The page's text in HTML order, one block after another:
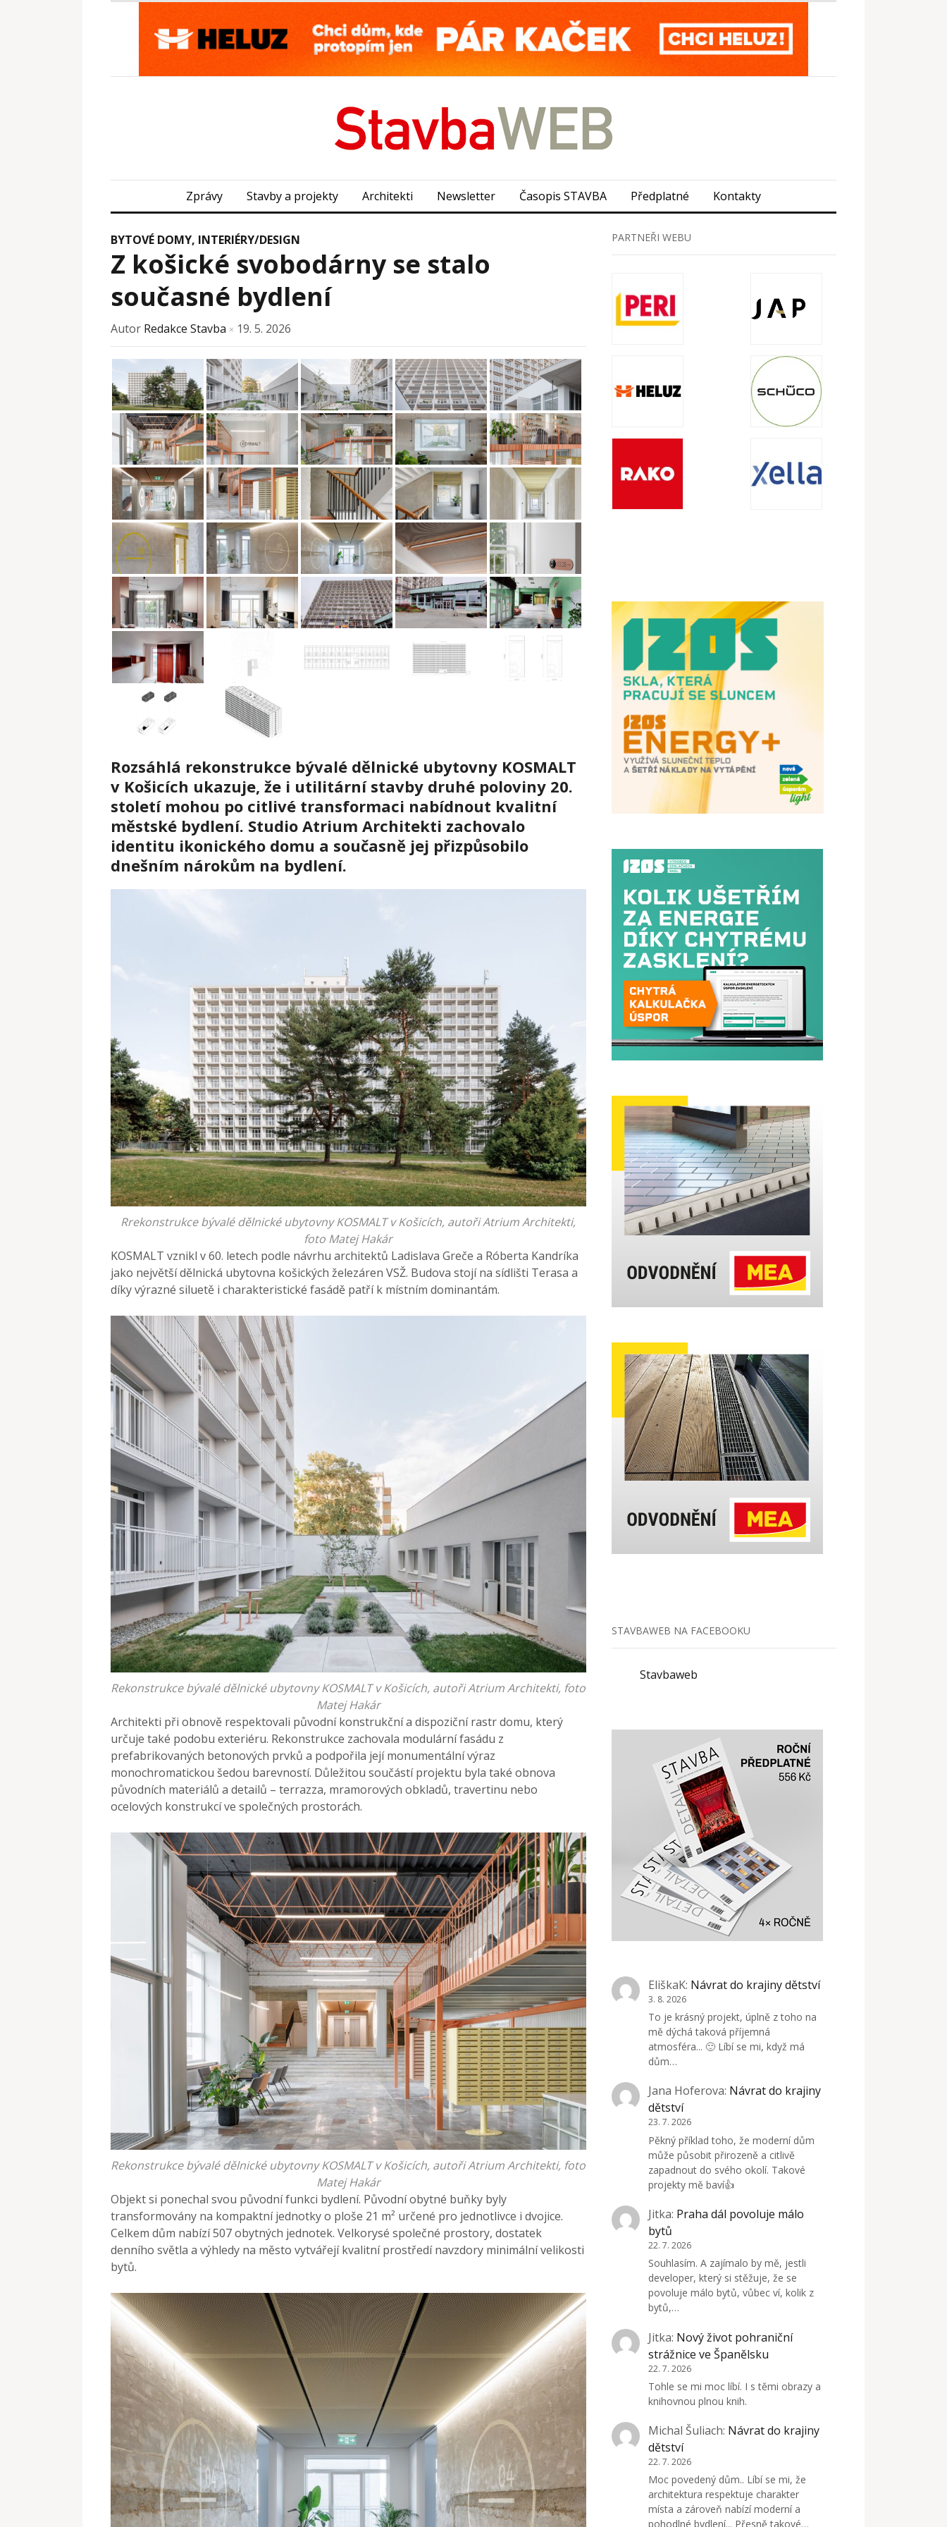
Zprávy Stavby a projekty Architekti Newsletter Časopis STAVBA Předplatné Kontakty
BYTOVÉ DOMY, INTERIÉRY/DESIGN
Z košické svobodárny se stalo
současné bydlení
Autor Redakce Stavba × 19. 5. 2026
Rozsáhlá rekonstrukce bývalé dělnické ubytovny KOSMALT
v Košicích ukazuje, že i utilitární stavby druhé poloviny 20.
století mohou po citlivé transformaci nabídnout kvalitní
městské bydlení. Studio Atrium Architekti zachovalo
identitu ikonického domu a současně jej přizpůsobilo
dnešním nárokům na bydlení.
Rrekonstrukce bývalé dělnické ubytovny KOSMALT v Košicích, autoři Atrium Architekti,
foto Matej Hakár
KOSMALT vznikl v 60. letech podle návrhu architektů Ladislava Greče a Róberta Kandríka
jako největší dělnická ubytovna košických železáren VSŽ. Budova stojí na sídlišti Terasa a
díky výrazné siluetě i charakteristické fasádě patří k místním dominantám.
Rekonstrukce bývalé dělnické ubytovny KOSMALT v Košicích, autoři Atrium Architekti, foto
Matej Hakár
Architekti při obnově respektovali původní konstrukční a dispoziční rastr domu, který
určuje také podobu exteriéru. Rekonstrukce zachovala modulární fasádu z
prefabrikovaných betonových prvků a podpořila její monumentální výraz
monochromatickou šedou barevností. Důležitou součástí projektu byla také obnova
původních materiálů a detailů – terrazza, mramorových obkladů, travertinu nebo
ocelových konstrukcí ve společných prostorách.
Rekonstrukce bývalé dělnické ubytovny KOSMALT v Košicích, autoři Atrium Architekti, foto
Matej Hakár
Objekt si ponechal svou původní funkci bydlení. Původní obytné buňky byly
transformovány na kompaktní jednotky o ploše 21 m² určené pro jednotlivce i dvojice.
Celkem dům nabízí 507 obytných jednotek. Velkorysé společné prostory, dostatek
denního světla a výhledy na město vytvářejí kvalitní prostředí navzdory minimální velikosti
bytů.
PARTNEŘI WEBU
STAVBAWEB NA FACEBOOKU
Stavbaweb
EliškaK: Návrat do krajiny dětství
3. 8. 2026
To je krásný projekt, úplně z toho na
mě dýchá taková příjemná
atmosféra... 🙂 Líbí se mi, když má
dům…
Jana Hoferova: Návrat do krajiny
dětství
23. 7. 2026
Pěkný příklad toho, že moderní dům
může působit přirozeně a citlivě
zapadnout do svého okolí. Takové
projekty mě baví👍
Jitka: Praha dál povoluje málo
bytů
22. 7. 2026
Souhlasím. A zajímalo by mě, jestli
developer, který si stěžuje, že se
povoluje málo bytů, vůbec ví, kolik z
bytů,…
Jitka: Nový život pohraniční
strážnice ve Španělsku
22. 7. 2026
Tohle se mi moc líbí. I s těmi obrazy a
knihovnou plnou knih.
Michal Šuliach: Návrat do krajiny
dětství
22. 7. 2026
Moc povedený dům.. Líbí se mi, že
architektura respektuje charakter
místa a zároveň nabízí moderní a
pohodlné bydlení... Přesně takové…